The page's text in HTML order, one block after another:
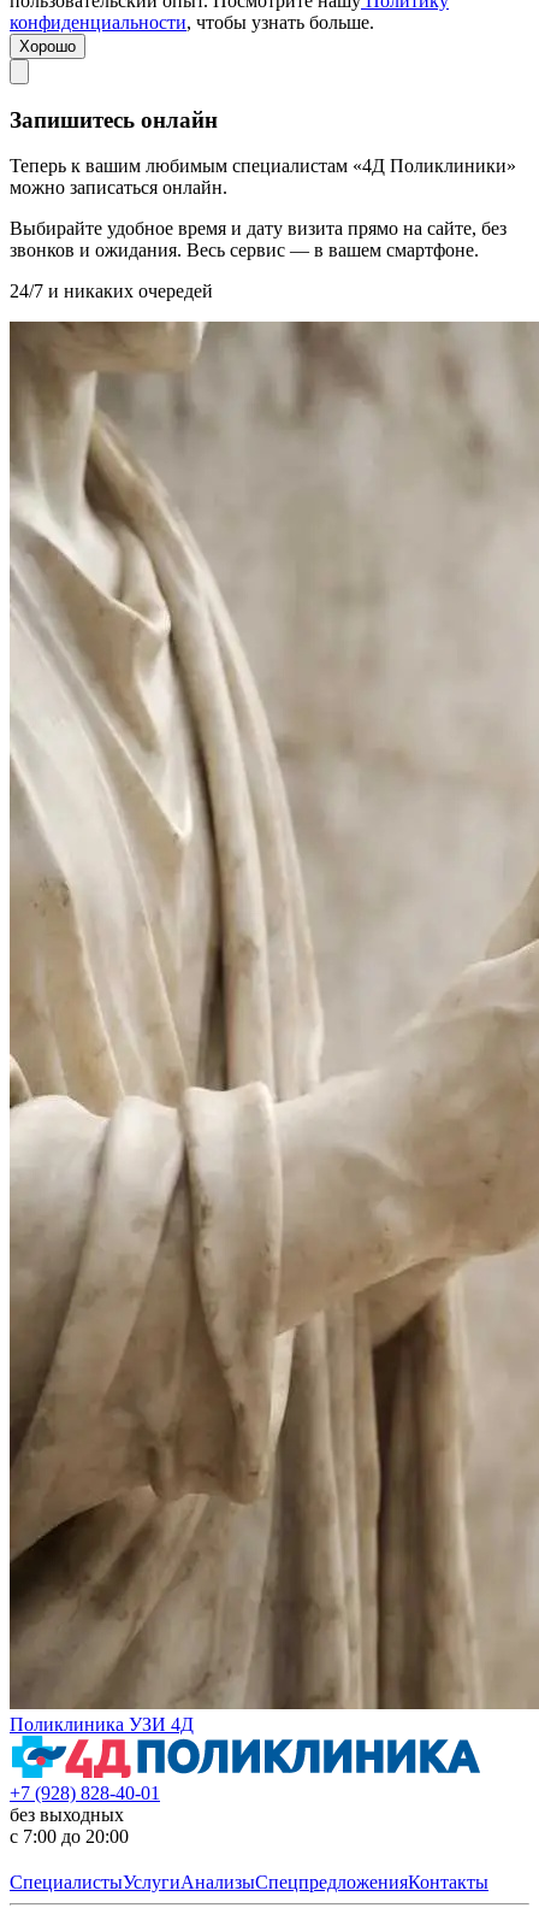
конфиденциальности, чтобы узнать больше.
Хорошо
Запишитесь онлайн
Теперь к вашим любимым специалистам «4Д Поликлиники»
можно записаться онлайн.
Выбирайте удобное время и дату визита прямо на сайте, без
звонков и ожидания. Весь сервис — в вашем смартфоне.
24/7 и никаких очередей
Поликлиника УЗИ 4Д
+7 (928) 828-40-01
без выходных
с 7:00 до 20:00
СпециалистыУслугиАнализыСпецпредложенияКонтакты